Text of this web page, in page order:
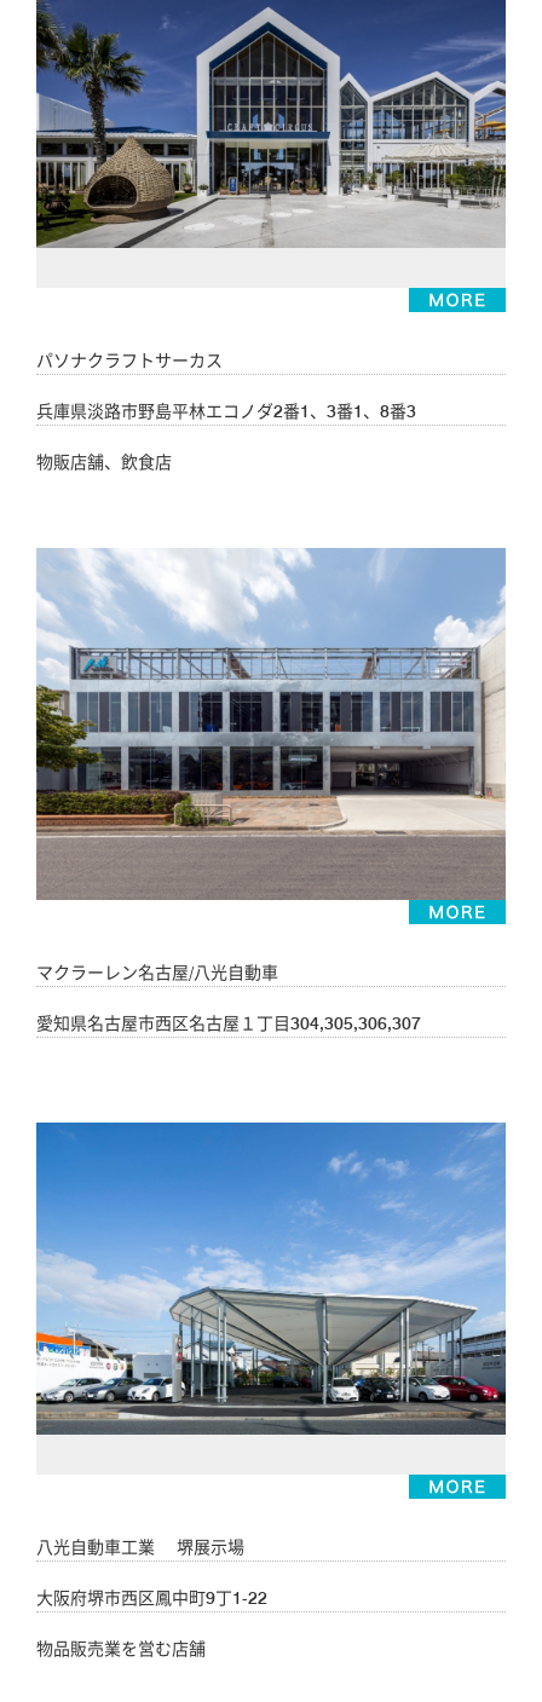
パソナクラフトサーカス
兵庫県淡路市野島平林エコノダ2番1、3番1、8番3
物販店舗、飲食店
マクラーレン名古屋/八光自動車
愛知県名古屋市西区名古屋１丁目304,305,306,307
八光自動車工業 堺展示場
大阪府堺市西区鳳中町9丁1-22
物品販売業を営む店舗